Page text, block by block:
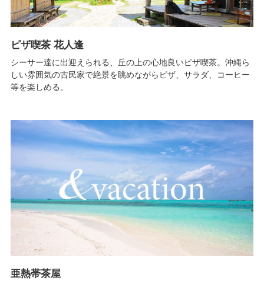
ピザ喫茶 花人逢
シーサー達に出迎えられる、丘の上の心地良いピザ喫茶。沖縄ら
しい雰囲気の古民家で絶景を眺めながらピザ、サラダ、コーヒー
等を楽しめる。
亜熱帯茶屋